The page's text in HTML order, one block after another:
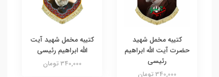
کتیبه مخمل شهید
حضرت آیت الله ابراهیم
رئیسی
340,000 تومان
کتیبه مخمل شهید آیت
الله ابراهیم رئیسی
340,000 تومان